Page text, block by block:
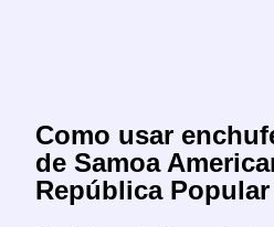
Como usar
de Samoa
República